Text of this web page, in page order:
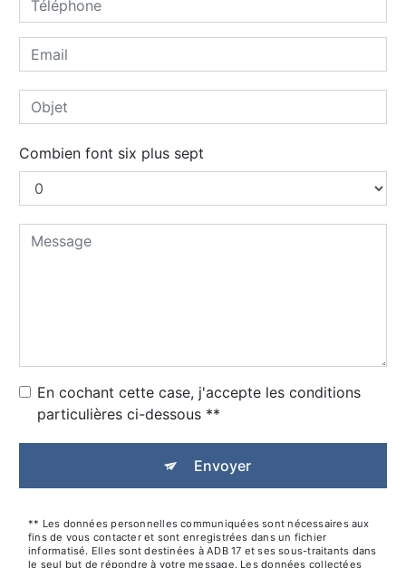
Combien font six plus sept
En cochant cette case, j'accepte les conditions
particulières ci-dessous **
Envoyer
** Les données personnelles communiquées sont nécessaires aux
fins de vous contacter et sont enregistrées dans un fichier
informatisé. Elles sont destinées à ADB 17 et ses sous-traitants dans
le seul but de répondre à votre message. Les données collectées